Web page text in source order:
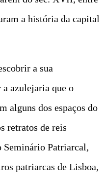
a história da capital
a sua
azulejaria que o
alguns dos espaços do
retratos de reis
Seminário Patriarcal,
patriarcas de Lisboa,